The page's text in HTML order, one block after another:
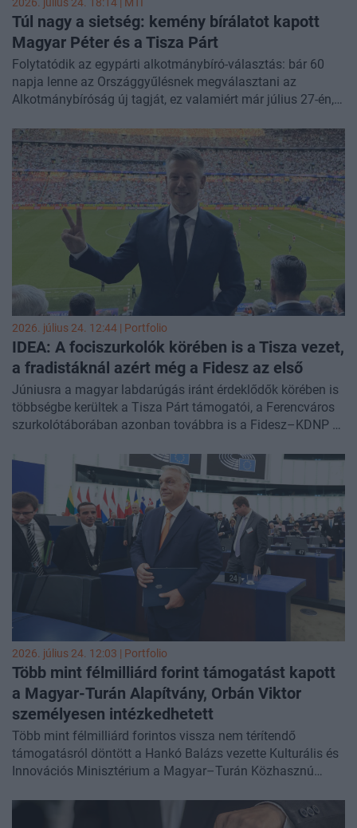
ezt elutasították.
2026. július 24. 18:14 | MTI
Túl nagy a sietség: kemény bírálatot kapott
Magyar Péter és a Tisza Párt
Folytatódik az egypárti alkotmánybíró-választás: bár 60
napja lenne az Országgyűlésnek megválasztani az
Alkotmánybíróság új tagját, ez valamiért már július 27-én,
Magyarország jogvédő civil szervezet a pénteki
közleményében.
2026. július 24. 12:44 | Portfolio
IDEA: A fociszurkolók körében is a Tisza vezet,
a fradistáknál azért még a Fidesz az első
Júniusra a magyar labdarúgás iránt érdeklődők körében is
többségbe kerültek a Tisza Párt támogatói, a Ferencváros
szurkolótáborában azonban továbbra is a Fidesz–KDNP a
2026 című felméréséből.
2026. július 24. 12:03 | Portfolio
Több mint félmilliárd forint támogatást kapott
a Magyar-Turán Alapítvány, Orbán Viktor
személyesen intézkedhetett
Több mint félmilliárd forintos vissza nem térítendő
támogatásról döntött a Hankó Balázs vezette Kulturális és
Innovációs Minisztérium a Magyar–Turán Közhasznú
államtitkár. Szerinte a pénz odaítélését Orbán Viktor és
Lezsák Sándor személyes közbenjárása előzhette meg.